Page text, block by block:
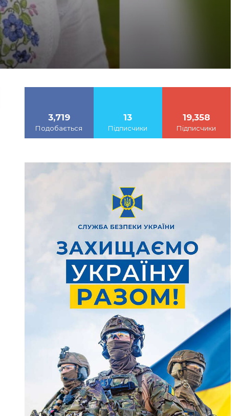
3,719
Подобається
13
Підписчики
19,358
Підписчики